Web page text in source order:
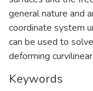
general nature and
coordinate system
can be used to
deforming
Keywords